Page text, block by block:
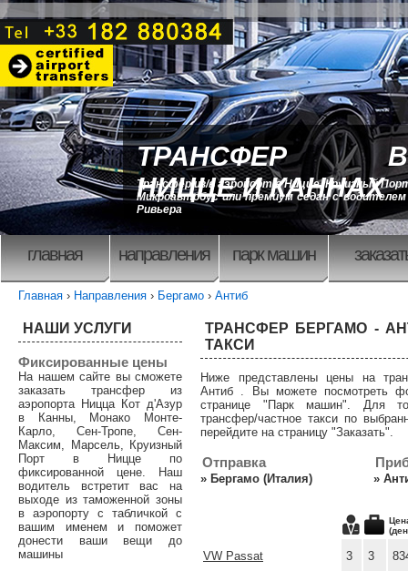
ТРАНСФЕР В
НИЦЦЕ И КАННАХ
Трансфер из/в аэропорт в Ницце, Круизный
Микроавтобус или премиум седан с
Ривьера
главная направления парк машин
Главная › Направления › Бергамо › Антиб
ТРАНСФЕР БЕРГАМО -
ТАКСИ
Ниже представлены цены на
Антиб . Вы можете посмотреть
странице "Парк машин". Для
трансфер/частное такси по
перейдите на страницу "Заказать".
Отправка
» Бергамо (Италия) »
VW Passat 3 3
НАШИ УСЛУГИ
Фиксированные цены
На нашем сайте вы сможете
заказать трансфер из
аэропорта Ницца Кот д'Азур
в Канны, Монако Монте-
Карло, Сен-Тропе, Сен-
Максим, Марсель, Круизный
Порт в Ницце по
фиксированной цене. Наш
водитель встретит вас на
выходе из таможенной зоны
в аэропорту с табличкой с
вашим именем и поможет
донести ваши вещи до
машины